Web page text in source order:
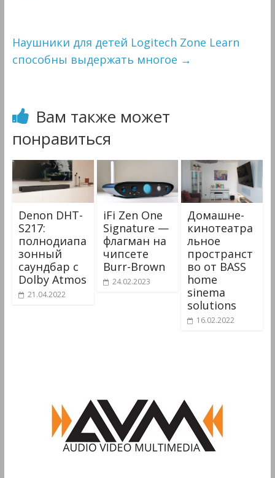
Наушники для детей Logitech Zone Learn
способны выдержать многое →
Вам также может
понравиться
Denon DHT-
S217:
полнодиапа
зонный
саундбар с
Dolby Atmos
21.04.2022
iFi Zen One
Signature —
флагман на
чипсете
Burr-Brown
24.02.2023
Домашне-
кинотеатра
льное
пространст
во от BASS
home
sinema
solutions
16.02.2022